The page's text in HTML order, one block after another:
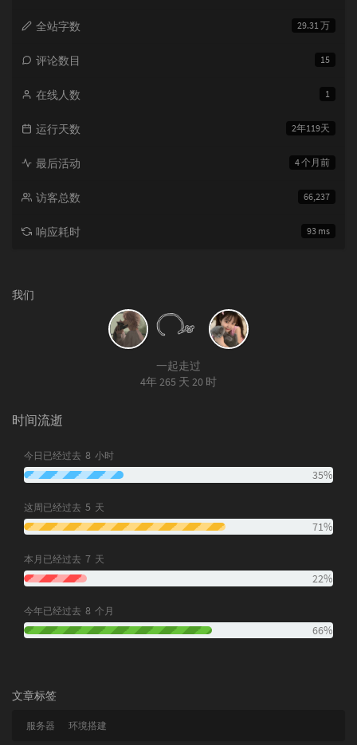
29.31 万
全站字数
15
评论数目
1
在线人数
2年119天
运行天数
4 个月前
最后活动
66,237
访客总数
93 ms
响应耗时
我们
一起走过
4年 265 天 20 时
时间流逝
今日已经过去 8 小时
35%
这周已经过去 5 天
71%
本月已经过去 7 天
22%
今年已经过去 8 个月
66%
文章标签
服务器 环境搭建